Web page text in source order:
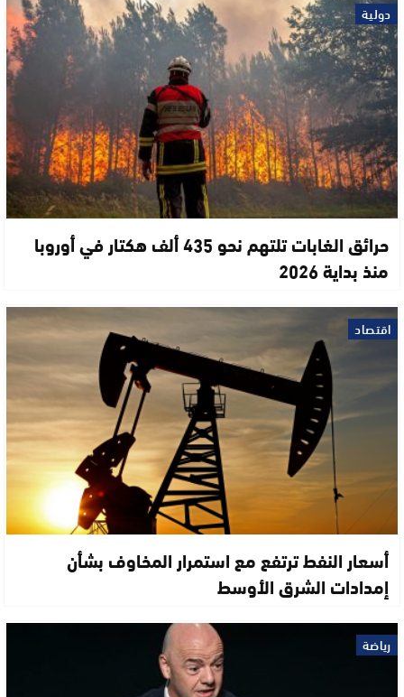
دولية
حرائق الغابات تلتهم نحو 435 ألف هكتار في أوروبا
منذ بداية 2026
اقتصاد
أسعار النفط ترتفع مع استمرار المخاوف بشأن
إمدادات الشرق الأوسط
رياضة